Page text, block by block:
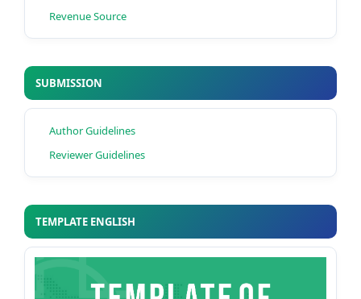
Revenue Source
SUBMISSION
Author Guidelines
Reviewer Guidelines
TEMPLATE ENGLISH